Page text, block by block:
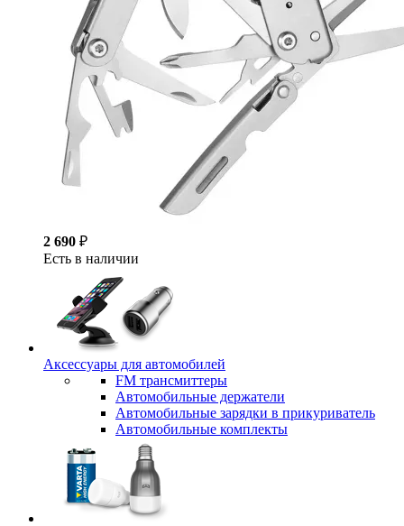
2 690 ₽
Есть в наличии
Аксессуары для автомобилей
FM трансмиттеры
Автомобильные держатели
Автомобильные зарядки в прикуриватель
Автомобильные комплекты